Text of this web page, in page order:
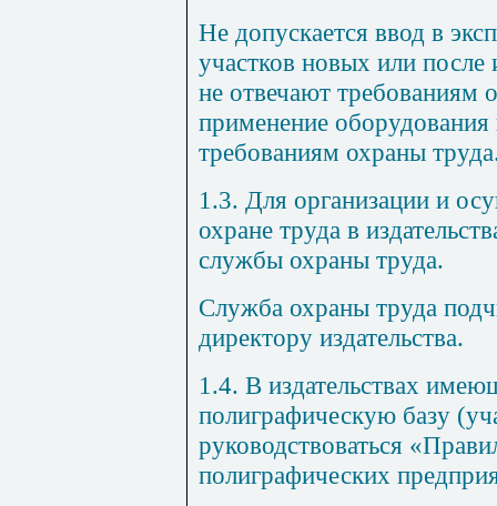
Не допускается ввод в
участков новых или после
не отвечают требованиям
применение
требованиям охраны
1.3. Для организации и
охране труда в
службы охраны труда.
Служба охраны труда
директору издательства.
1.4. В издательствах
полиграфическую базу
руководствоваться
полиграфических